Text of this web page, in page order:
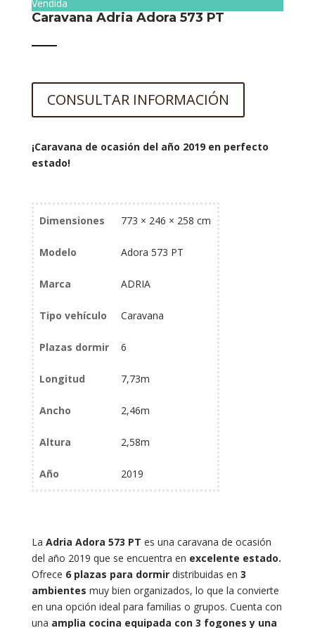
Vendida
Caravana Adria Adora 573 PT
CONSULTAR INFORMACIÓN
¡Caravana de ocasión del año 2019 en perfecto
estado!
Dimensiones 773 × 246 × 258 cm
Modelo Adora 573 PT
Marca ADRIA
Tipo vehículo Caravana
Plazas dormir 6
Longitud 7,73m
Ancho 2,46m
Altura 2,58m
Año 2019
La Adria Adora 573 PT es una caravana de ocasión
del año 2019 que se encuentra en excelente estado.
Ofrece 6 plazas para dormirdistribuidas en 3
ambientes muy bien organizados, lo que la convierte
en una opción ideal para familias o grupos. Cuenta con
una amplia cocina equipada con 3 fogones y una